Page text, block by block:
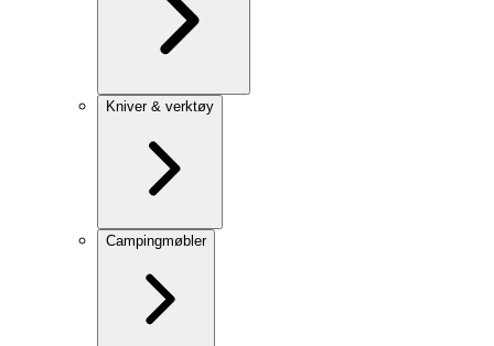
Kniver & verktøy
Campingmøbler